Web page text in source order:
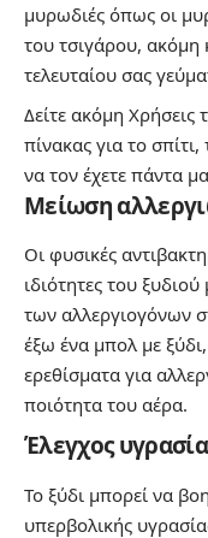
μυρωδιές όπως οι
του τσιγάρου, ακόμη
τελευταίου σας
Δείτε ακόμη Χρήσεις
πίνακας για το
να τον έχετε πάντα
Μείωση
Οι φυσικές
ιδιότητες του
των αλλεργιογόνων
έξω ένα μπολ με
ερεθίσματα για
ποιότητα του αέρα.
Έλεγχος
Το ξύδι μπορεί να
υπερβολικής